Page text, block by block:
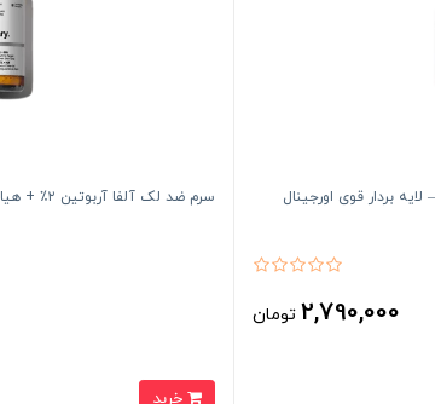
2,790,000 تومان
سرم ضد لک آلفا آربوتین ۲٪ + هیالورونیک اسید اوردینری اورجینال
خرید